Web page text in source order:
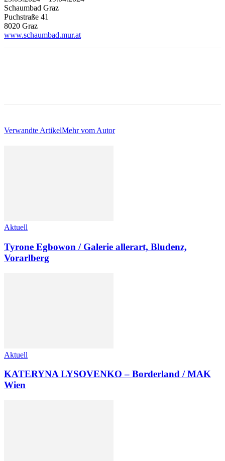
Schaumbad Graz
Puchstraße 41
8020 Graz
www.schaumbad.mur.at
Verwandte ArtikelMehr vom Autor
Aktuell
Tyrone Egbowon / Galerie allerart, Bludenz,
Vorarlberg
Aktuell
KATERYNA LYSOVENKO – Borderland / MAK
Wien